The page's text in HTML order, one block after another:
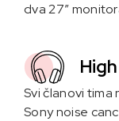
dva 27”
Svi članovi
Sony noise